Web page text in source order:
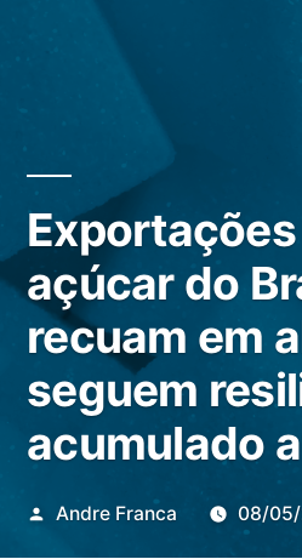
açúcar do
recuam em
seguem
acumulado
Publicado
Andre Franca 08/